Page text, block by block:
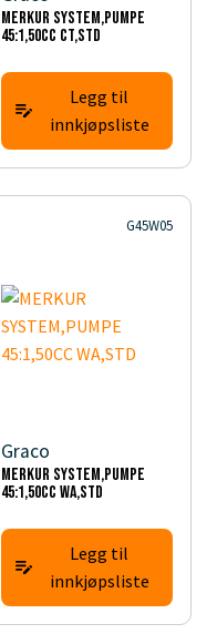
MERKUR SYSTEM,PUMPE
45:1,50CC CT,STD
Legg til
innkjøpsliste
G45W05
Graco
MERKUR SYSTEM,PUMPE
45:1,50CC WA,STD
Legg til
innkjøpsliste